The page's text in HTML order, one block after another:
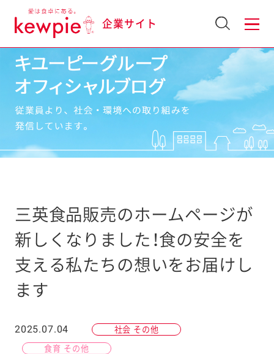
企業サイト
三英食品販売のホームページが
新しくなりました！食の安全を
支える私たちの想いをお届けし
ます
2025.07.04 社会 その他
食育 その他